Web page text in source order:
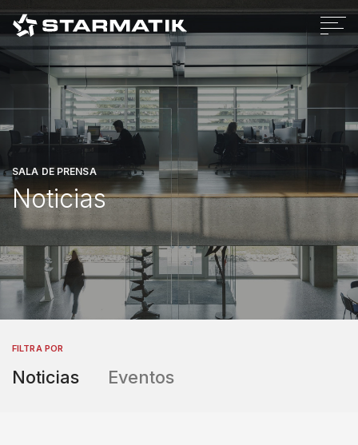
Cookies Policy Privacy Policy Legal
Codigo Etico
Whistleblowing policy
Credits
SALA DE PRENSA
Noticias
FILTRA POR
Noticias Eventos